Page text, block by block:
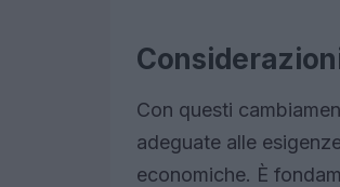
Con questi
adeguate alle
economiche. È